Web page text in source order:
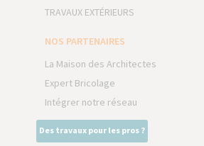
TRAVAUX EXTÉRIEURS
NOS PARTENAIRES
La Maison des Architectes
Expert Bricolage
Intégrer notre réseau
Des travaux pour les pros ?